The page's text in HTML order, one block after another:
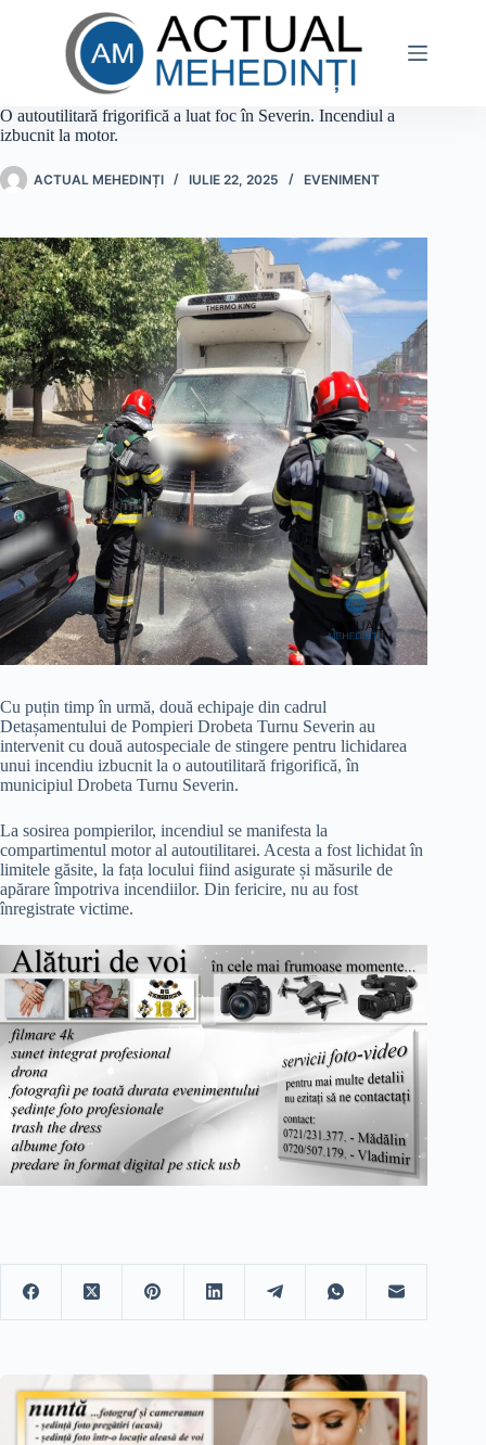
O autoutilitară frigorifică a luat foc în Severin. Incendiul a
izbucnit la motor.
ACTUAL MEHEDINȚI IULIE 22, 2025 EVENIMENT
Cu puțin timp în urmă, două echipaje din cadrul
Detașamentului de Pompieri Drobeta Turnu Severin au
intervenit cu două autospeciale de stingere pentru lichidarea
unui incendiu izbucnit la o autoutilitară frigorifică, în
municipiul Drobeta Turnu Severin.
La sosirea pompierilor, incendiul se manifesta la
compartimentul motor al autoutilitarei. Acesta a fost lichidat în
limitele găsite, la fața locului fiind asigurate și măsurile de
apărare împotriva incendiilor. Din fericire, nu au fost
înregistrate victime.